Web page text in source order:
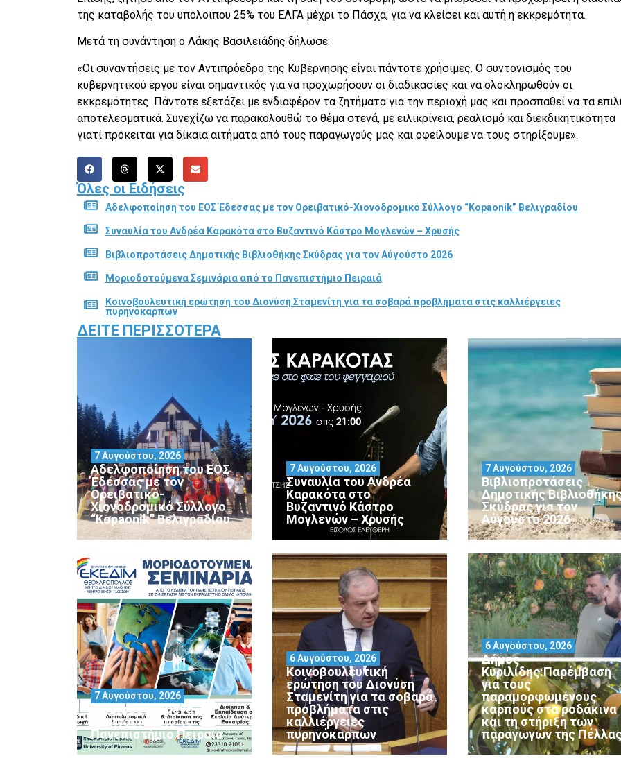
της καταβολής του υπόλοιπου 25% του ΕΛΓΑ μέχρι το Πάσχα, για να κλείσει και αυτή η εκκρεμότητα.
Μετά τη συνάντηση ο Λάκης Βασιλειάδης δήλωσε:
«Οι συναντήσεις με τον Αντιπρόεδρο της Κυβέρνησης είναι πάντοτε χρήσιμες. Ο συντονισμός του
κυβερνητικού έργου είναι σημαντικός για να προχωρήσουν οι διαδικασίες και να ολοκληρωθούν οι
εκκρεμότητες. Πάντοτε εξετάζει με ενδιαφέρον τα ζητήματα για την περιοχή μας και προσπαθεί να τα
αποτελεσματικά. Συνεχίζω να παρακολουθώ το θέμα στενά, με ειλικρίνεια, ρεαλισμό και διεκδικητικότητα
γιατί πρόκειται για δίκαια αιτήματα από τους παραγωγούς μας και οφείλουμε να τους στηρίξουμε».
Όλες οι Ειδήσεις
Αδελφοποίηση του ΕΟΣ Έδεσσας με τον Ορειβατικό-Χιονοδρομικό Σύλλογο “Kopaonik” Βελιγραδίου
Συναυλία του Ανδρέα Καρακότα στο Βυζαντινό Κάστρο Μογλενών – Χρυσής
Βιβλιοπροτάσεις Δημοτικής Βιβλιοθήκης Σκύδρας για τον Αύγούστο 2026
Μοριοδοτούμενα Σεμινάρια από το Πανεπιστήμιο Πειραιά
Κοινοβουλευτική ερώτηση του Διονύση Σταμενίτη για τα σοβαρά προβλήματα στις καλλιέργειες
πυρηνόκαρπων
ΔΕΊΤΕ ΠΕΡΙΣΣΌΤΕΡΑ
Αδελφοποίηση του ΕΟΣ
Έδεσσας με τον
Ορειβατικό-
Χιονοδρομικό Σύλλογο
“Kopaonik” Βελιγραδίου
7 Αυγούστου, 2026
Συναυλία του Ανδρέα
Καρακότα στο
Βυζαντινό Κάστρο
Μογλενών – Χρυσής
7 Αυγούστου, 2026
Βιβλιοπροτάσεις
Δημοτικής
Σκύδρας για τον
Αύγούστο 2026
7 Αυγούστου, 2026
Μοριοδοτούμενα
Σεμινάρια από το
Πανεπιστήμιο Πειραιά
7 Αυγούστου, 2026
Κοινοβουλευτική
ερώτηση του Διονύση
Σταμενίτη για τα σοβαρά
προβλήματα στις
καλλιέργειες
πυρηνόκαρπων
6 Αυγούστου, 2026
Δήμος
Κυριλίδης:Παρέμβαση
για τους
παραμορφωμένους
καρπούς στα ροδάκινα
και τη στήριξη των
παραγωγών της
6 Αυγούστου, 2026